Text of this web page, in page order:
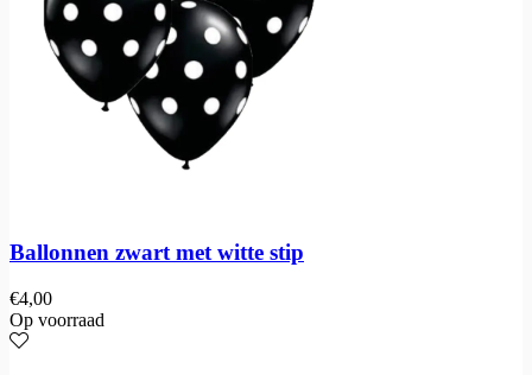
Ballonnen zwart met witte stip
€4,00
Op voorraad